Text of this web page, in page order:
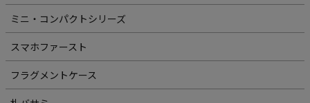
ミニ・コンパクトシリーズ
スマホファースト
フラグメントケース